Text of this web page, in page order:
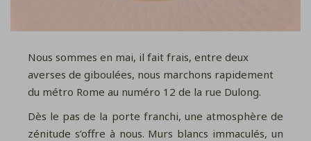
Nous sommes en mai, il fait frais, entre deux
averses de giboulées, nous marchons rapidement
du métro Rome au numéro 12 de la rue Dulong.
Dès le pas de la porte franchi, une atmosphère de
zénitude s’offre à nous. Murs blancs immaculés, un